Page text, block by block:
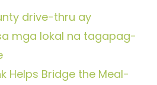
drive-thru ay
mga lokal na tagapag-
Helps Bridge the Meal-